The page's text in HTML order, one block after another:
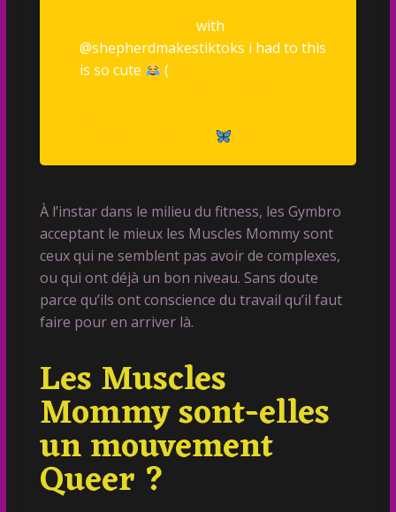
with
@shepherdmakestiktoks i had to this
is so cute
(
À l’instar dans le milieu du fitness, les Gymbro
acceptant le mieux les Muscles Mommy sont
ceux qui ne semblent pas avoir de complexes,
ou qui ont déjà un bon niveau. Sans doute
parce qu’ils ont conscience du travail qu’il faut
faire pour en arriver là.
Les Muscles
Mommy sont-elles
un mouvement
Queer ?